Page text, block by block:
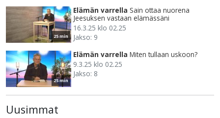
25 min
Elämän varrella Sain ottaa nuorena
Jeesuksen vastaan elämässäni
16.3.25 klo 02.25
Jakso: 9
25 min
Elämän varrella Miten tullaan uskoon?
9.3.25 klo 02.25
Jakso: 8
Uusimmat